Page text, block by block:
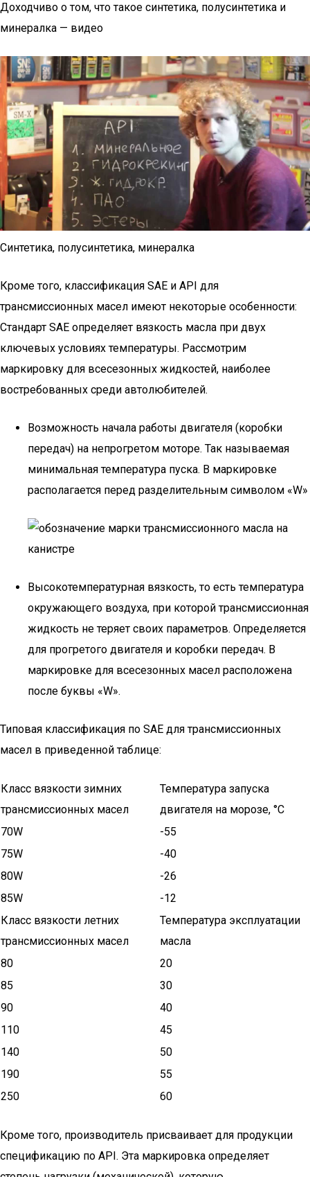
Доходчиво о том, что такое синтетика, полусинтетика и
минералка — видео
Синтетика, полусинтетика, минералка
Кроме того, классификация SAE и API для
трансмиссионных масел имеют некоторые особенности:
Стандарт SAE определяет вязкость масла при двух
ключевых условиях температуры. Рассмотрим
маркировку для всесезонных жидкостей, наиболее
востребованных среди автолюбителей.
Возможность начала работы двигателя (коробки
передач) на непрогретом моторе. Так называемая
минимальная температура пуска. В маркировке
располагается перед разделительным символом «W»
Высокотемпературная вязкость, то есть температура
окружающего воздуха, при которой трансмиссионная
жидкость не теряет своих параметров. Определяется
для прогретого двигателя и коробки передач. В
маркировке для всесезонных масел расположена
после буквы «W».
Типовая классификация по SAE для трансмиссионных
масел в приведенной таблице:
Класс вязкости зимних
трансмиссионных масел
Температура запуска
двигателя на морозе, °С
70W
-55
75W
-40
80W
-26
85W
-12
Класс вязкости летних
трансмиссионных масел
Температура эксплуатации
масла
80
20
85
30
90
40
110
45
140
50
190
55
250
60
Кроме того, производитель присваивает для продукции
спецификацию по API. Эта маркировка определяет